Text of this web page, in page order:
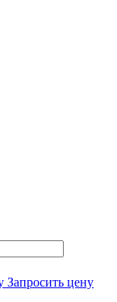
Запросить цену